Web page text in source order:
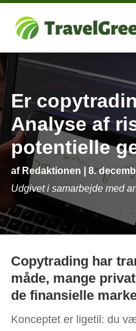
Er
Analyse af
potentielle
af Redaktionen
8.
Udgivet i samarbejde med
Copytrading har
måde, mange
de finansielle
Konceptet er ligetil: du